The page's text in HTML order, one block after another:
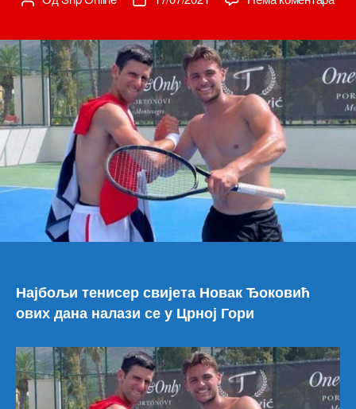
у
за
Најбољи тенисер свијета Новак Ђоковић
ових дана налази се у Црној Гори